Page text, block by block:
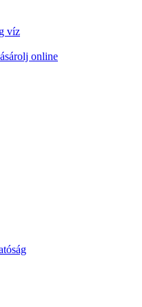
víz
online